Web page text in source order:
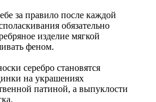
за правило после каждой
обязательно
изделие мягкой
феном.
серебро становятся
на украшениях
патиной, а выпуклости